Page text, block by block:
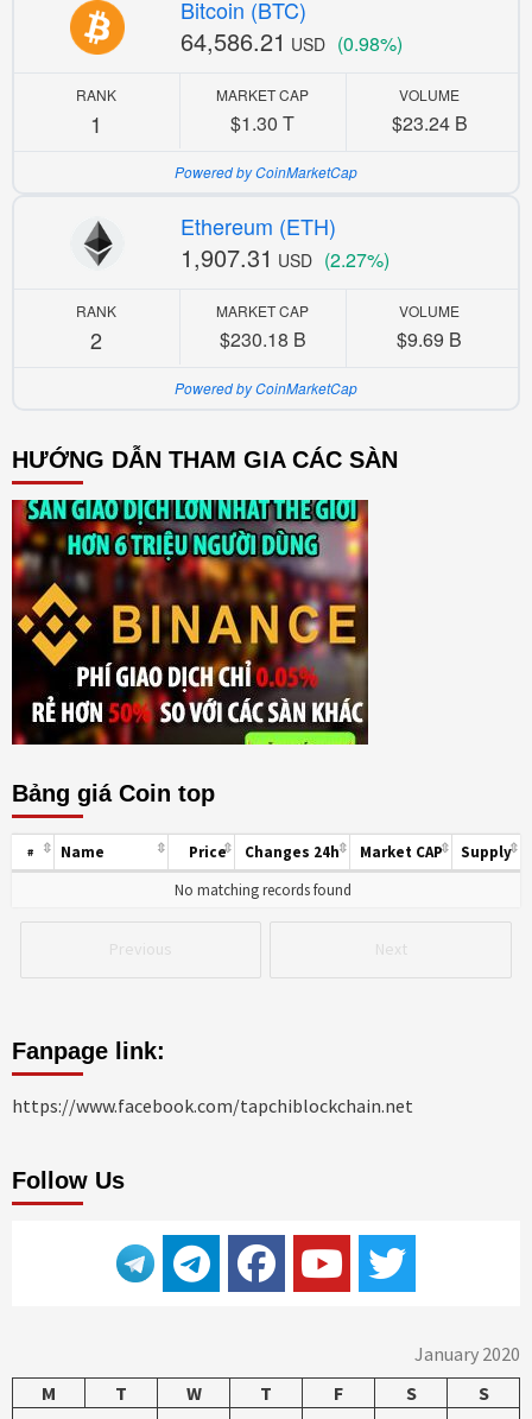
Bitcoin (BTC)
64,586.21 USD (0.98%)
RANK
1
MARKET CAP
$1.30 T
VOLUME
$23.24 B
Powered by CoinMarketCap
Ethereum (ETH)
1,907.31 USD (2.27%)
RANK
2
MARKET CAP
$230.18 B
VOLUME
$9.69 B
Powered by CoinMarketCap
HƯỚNG DẪN THAM GIA CÁC SÀN
Bảng giá Coin top
Previous Next
# Name Price Changes 24h Market CAP
Supply
No matching records found
Fanpage link:
https://www.facebook.com/tapchiblockchain.net
Follow Us
January 2020
M
T W T F S
S